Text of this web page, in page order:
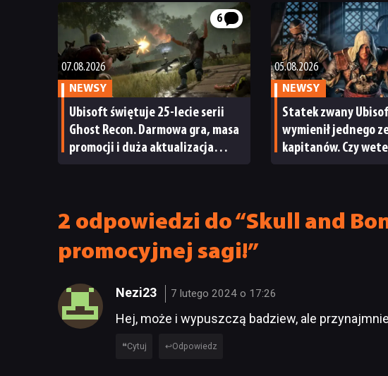
6
07.08.2026
NEWSY
Ubisoft świętuje 25-lecie serii
Ghost Recon. Darmowa gra, masa
promocji i duża aktualizacja
05.08.2026
NEWSY
Statek zwany
wymienił jednego
kapitanów. Czy
2 odpowiedzi do “Skull and
promocyjnej sagi!”
Nezi23 7 lutego 2024 o 17:26
Hej, może i wypuszczą badziew, ale
Cytuj Odpowiedz